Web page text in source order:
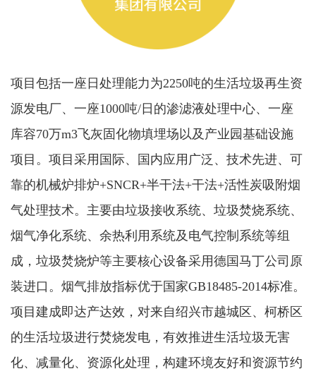
项目包括一座日处理能力为2250吨的生活垃圾再生资
源发电厂、一座1000吨/日的渗滤液处理中心、一座
库容70万m3飞灰固化物填埋场以及产业园基础设施
项目。项目采用国际、国内应用广泛、技术先进、可
靠的机械炉排炉+SNCR+半干法+干法+活性炭吸附烟
气处理技术。主要由垃圾接收系统、垃圾焚烧系统、
烟气净化系统、余热利用系统及电气控制系统等组
成，垃圾焚烧炉等主要核心设备采用德国马丁公司原
装进口。烟气排放指标优于国家GB18485-2014标准。
项目建成即达产达效，对来自绍兴市越城区、柯桥区
的生活垃圾进行焚烧发电，有效推进生活垃圾无害
化、减量化、资源化处理，构建环境友好和资源节约